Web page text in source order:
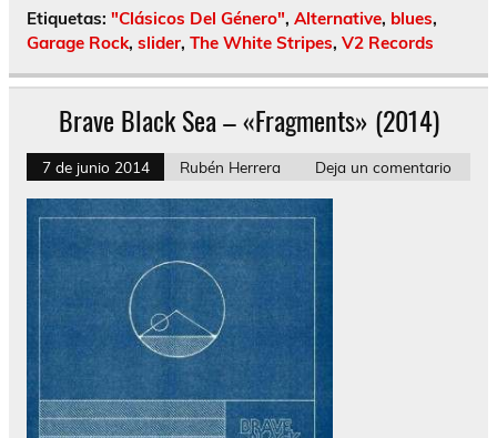
Etiquetas: "Clásicos Del Género", Alternative, blues,
Garage Rock, slider, The White Stripes, V2 Records
Brave Black Sea – «Fragments» (2014)
7 de junio 2014 Rubén Herrera Deja un comentario